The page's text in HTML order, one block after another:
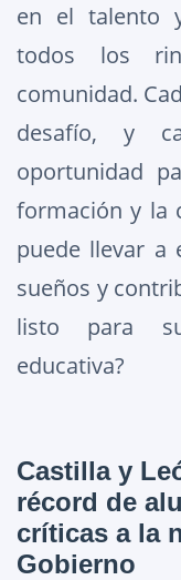
en el talento
todos los
comunidad.
desafío, y
oportunidad
formación y la
puede llevar a
sueños y
listo para
educativa?
Castilla y
récord de
críticas a la
Gobierno